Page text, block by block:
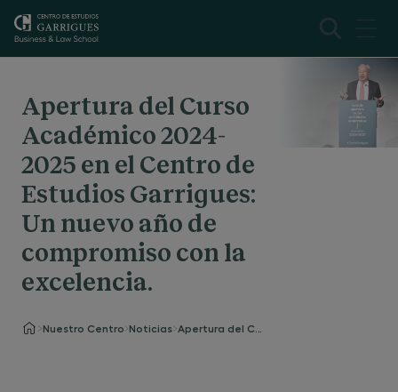
Apertura del Curso
Académico 2024-
2025 en el Centro de
Estudios Garrigues:
Un nuevo año de
compromiso con la
excelencia.
Nuestro Centro Noticias